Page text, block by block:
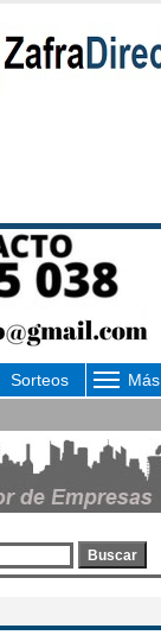
Sorteos Más
Buscar